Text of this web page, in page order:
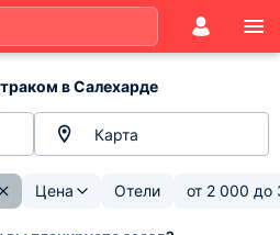
в Салехарде
Карта
Цена Отели от 2 000 до